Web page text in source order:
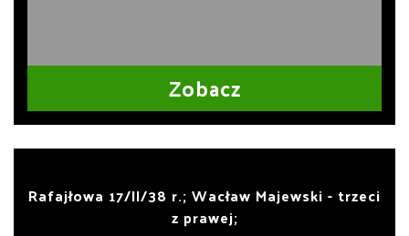
Zobacz
Rafajłowa 17/II/38 r.; Wacław Majewski - trzeci
z prawej;